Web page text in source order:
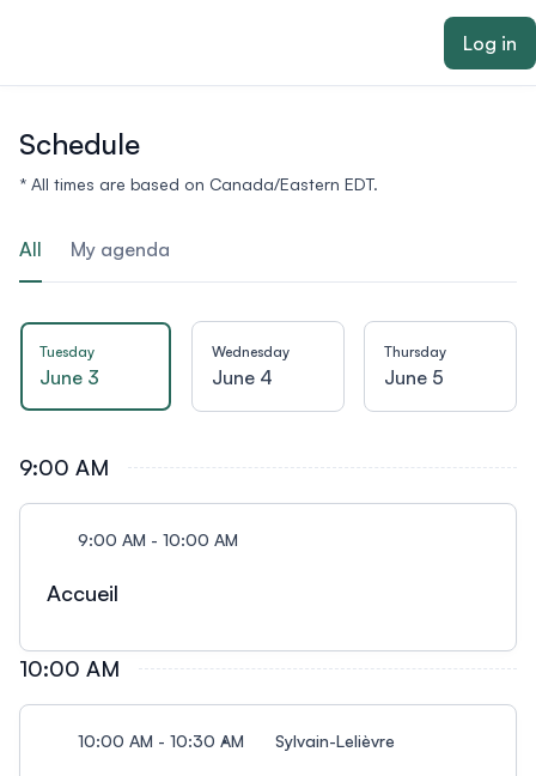
Log in
Schedule
* All times are based on Canada/Eastern EDT.
All My agenda
Tuesday
June 3
Wednesday
June 4
Thursday
June 5
9:00 AM
9:00 AM - 10:00 AM
Accueil
10:00 AM
10:00 AM - 10:30 AM Sylvain-Lelièvre